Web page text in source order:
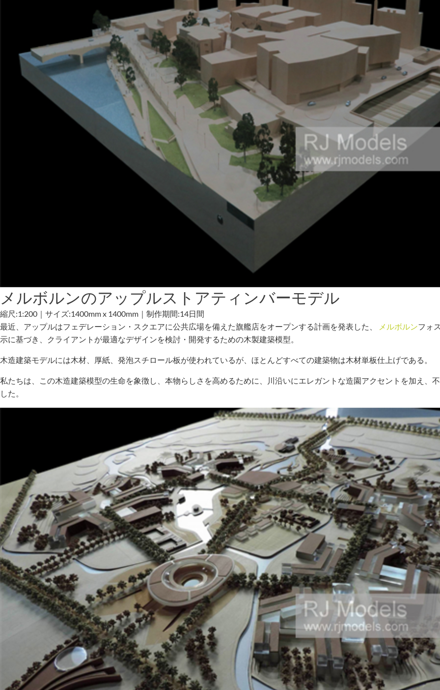
メルボルンのアップルストアティンバーモデル
縮尺:1:200｜サイズ:1400mm x 1400mm｜制作期間:14日間
最近、アップルはフェデレーション・スクエアに公共広場を備えた旗艦店をオープンする計画を発表した、
メルボルンフォ
示に基づき、クライアントが最適なデザインを検討・開発するための木製建築模型。
木造建築モデルには木材、厚紙、発泡スチロール板が使われているが、ほとんどすべての建築物は木材単板仕上げである。
私たちは、この木造建築模型の生命を象徴し、本物らしさを高めるために、川沿いにエレガントな造園アクセントを加え、
した。